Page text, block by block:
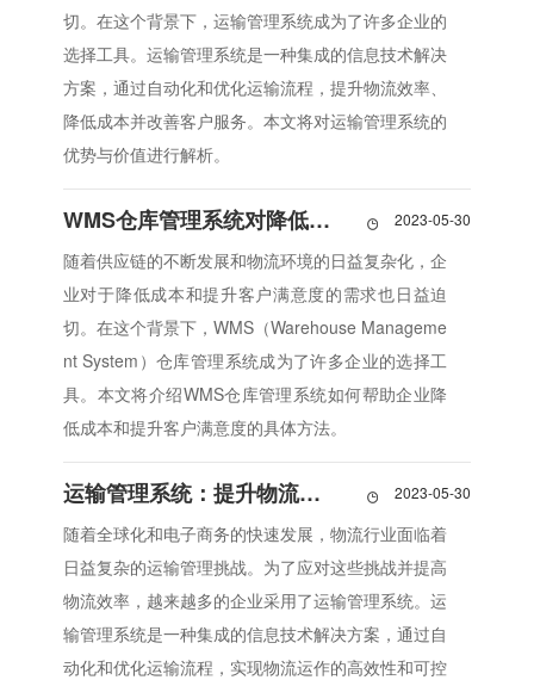
切。在这个背景下，运输管理系统成为了许多企业的
选择工具。运输管理系统是一种集成的信息技术解决
方案，通过自动化和优化运输流程，提升物流效率、
降低成本并改善客户服务。本文将对运输管理系统的
优势与价值进行解析。
WMS仓库管理系统对降低成本与提升客户满意度有何帮助？ 2023-05-30
随着供应链的不断发展和物流环境的日益复杂化，企
业对于降低成本和提升客户满意度的需求也日益迫
切。在这个背景下，WMS（Warehouse Manageme
nt System）仓库管理系统成为了许多企业的选择工
具。本文将介绍WMS仓库管理系统如何帮助企业降
低成本和提升客户满意度的具体方法。
运输管理系统：提升物流效率，优化供应链 2023-05-30
随着全球化和电子商务的快速发展，物流行业面临着
日益复杂的运输管理挑战。为了应对这些挑战并提高
物流效率，越来越多的企业采用了运输管理系统。运
输管理系统是一种集成的信息技术解决方案，通过自
动化和优化运输流程，实现物流运作的高效性和可控